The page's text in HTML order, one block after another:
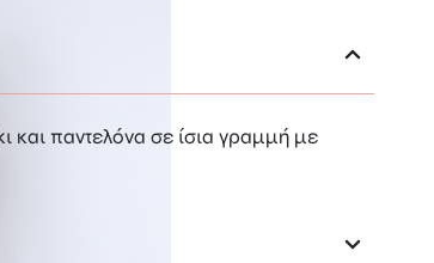
και παντελόνα σε ίσια γραμμή με